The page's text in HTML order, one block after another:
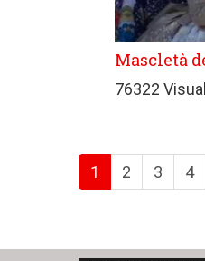
Mascletà
76322
1 2 3 4